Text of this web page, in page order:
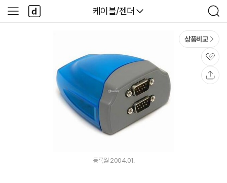
다나와
케이블/젠더
검
색
사
이
다
나
와
상품비교
관
심
등록월 2004.01.